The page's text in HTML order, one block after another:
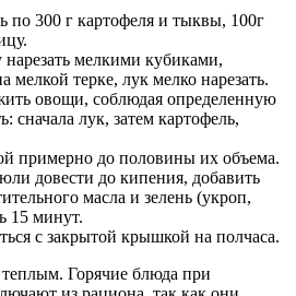
по 300 г картофеля и тыквы, 100г
мелкими кубиками,
мелкой терке, лук мелко нарезать.
овощи, соблюдая определенную
сначала лук, затем картофель,
примерно до половины их объема.
довести до кипения, добавить
масла и зелень (укроп,
15 минут.
с закрытой крышкой на полчаса.
Горячие блюда при